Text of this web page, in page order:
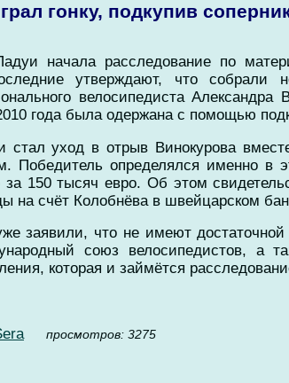
гонку, подкупив
начала расследование по
утверждают, что собрали
велосипедиста
года была одержана с помощью
стал уход в отрыв Винокурова
Победитель определялся именно в
150 тысяч евро. Об этом
на счёт Колобнёва в швейцарском
заявили, что не имеют
союз велосипедистов, а
которая и займётся
проcмотров: 3275